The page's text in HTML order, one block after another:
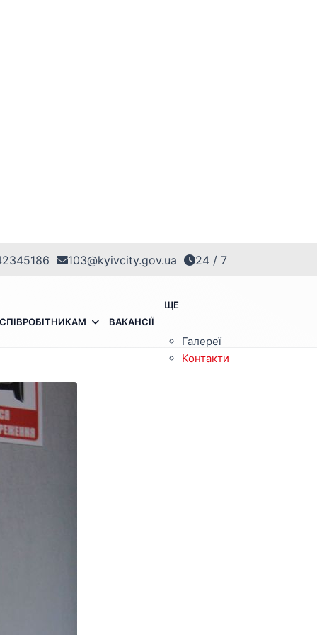
103@kyivcity.gov.ua 24 / 7
СПІВРОБІТНИКАМ ВАКАНСІЇ
ЩЕ
Галереї
Контакти